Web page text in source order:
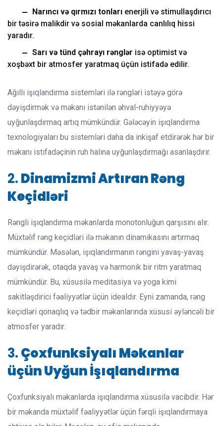
Narıncı və qırmızı tonları enerjili və stimullaşdırıcı
bir təsirə malikdir və sosial məkanlarda canlılıq hissi
yaradır.
Sarı və tünd çəhrayı rənglər isə optimist və
xoşbəxt bir atmosfer yaratmaq üçün istifadə edilir.
Ağıllı işıqlandırma sistemləri ilə rəngləri istəyə görə
dəyişdirmək və məkanı istənilən əhval-ruhiyyəyə
uyğunlaşdırmaq artıq mümkündür. Gələcəyin işıqlandırma
texnologiyaları bu sistemləri daha da inkişaf etdirərək hər bir
məkanı istifadəçinin ruh halına uyğunlaşdırmağı asanlaşdırır.
2.Dinamizmi Artıran Rəng
Keçidləri
Rəngli işıqlandırma məkanlarda monotonluğun qarşısını alır.
Müxtəlif rəng keçidləri ilə məkanın dinamikasını artırmaq
mümkündür. Məsələn, işıqlandırmanın rəngini yavaş-yavaş
dəyişdirərək, otaqda yavaş və harmonik bir ritm yaratmaq
mümkündür. Bu, xüsusilə meditasiya və yoga kimi
sakitləşdirici fəaliyyətlər üçün idealdır. Eyni zamanda, rəng
keçidləri qonaqlıq və tədbir məkanlarında xüsusi əyləncəli bir
atmosfer yaradır.
3.Çoxfunksiyalı Məkanlar
üçün Uyğun İşıqlandırma
Çoxfunksiyalı məkanlarda işıqlandırma xüsusilə vacibdir. Hər
bir məkanda müxtəlif fəaliyyətlər üçün fərqli işıqlandırmaya